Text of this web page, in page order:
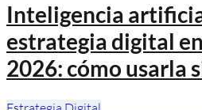
Inteligencia
estrategia digital
2026: cómo usarla